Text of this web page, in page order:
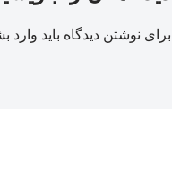
برای نوشتن دیدگاه باید وارد